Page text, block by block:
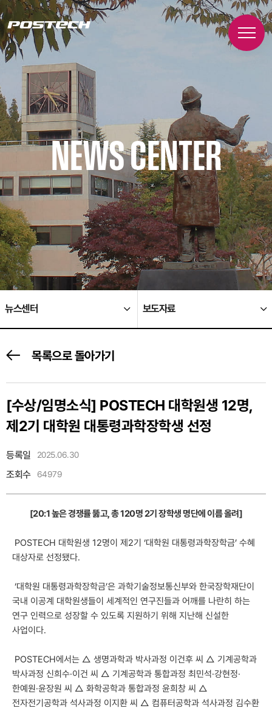
NEWS CENTER
뉴스센터 보도자료
목록으로 돌아가기
[수상/임명소식] POSTECH 대학원생 12명,
제2기 대학원 대통령과학장학생 선정
등록일 2025.06.30
조회수 64979
[20:1 높은 경쟁률 뚫고, 총 120명 2기 장학생 명단에 이름 올려]
POSTECH 대학원생 12명이 제2기 ‘대학원 대통령과학장학금’ 수혜
대상자로 선정됐다.
‘대학원 대통령과학장학금’은 과학기술정보통신부와 한국장학재단이
국내 이공계 대학원생들이 세계적인 연구진들과 어깨를 나란히 하는
연구 인력으로 성장할 수 있도록 지원하기 위해 지난해 신설한
사업이다.
POSTECH에서는 △ 생명과학과 박사과정 이건후 씨 △ 기계공학과
박사과정 신희수·이건 씨 △ 기계공학과 통합과정 최민석·강현정·
한예원·윤장원 씨 △ 화학공학과 통합과정 윤희창 씨 △
전자전기공학과 석사과정 이지환 씨 △ 컴퓨터공학과 석사과정 김수환